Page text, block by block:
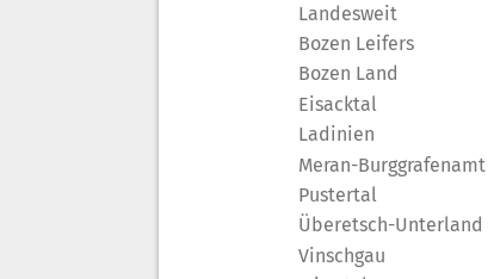
Landesweit
Bozen Leifers
Bozen Land
Eisacktal
Ladinien
Meran-Burggrafenamt
Pustertal
Überetsch-Unterland
Vinschgau